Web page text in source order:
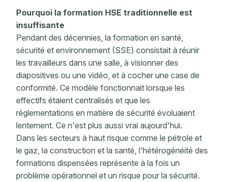
Pourquoi la formation HSE traditionnelle est
insuffisante
Pendant des décennies, la formation en santé,
sécurité et environnement (SSE) consistait à réunir
les travailleurs dans une salle, à visionner des
diapositives ou une vidéo, et à cocher une case de
conformité. Ce modèle fonctionnait lorsque les
effectifs étaient centralisés et que les
réglementations en matière de sécurité évoluaient
lentement. Ce n'est plus aussi vrai aujourd'hui.
Dans les secteurs à haut risque comme le pétrole et
le gaz, la construction et la santé, l'hétérogénéité des
formations dispensées représente à la fois un
problème opérationnel et un risque pour la sécurité.